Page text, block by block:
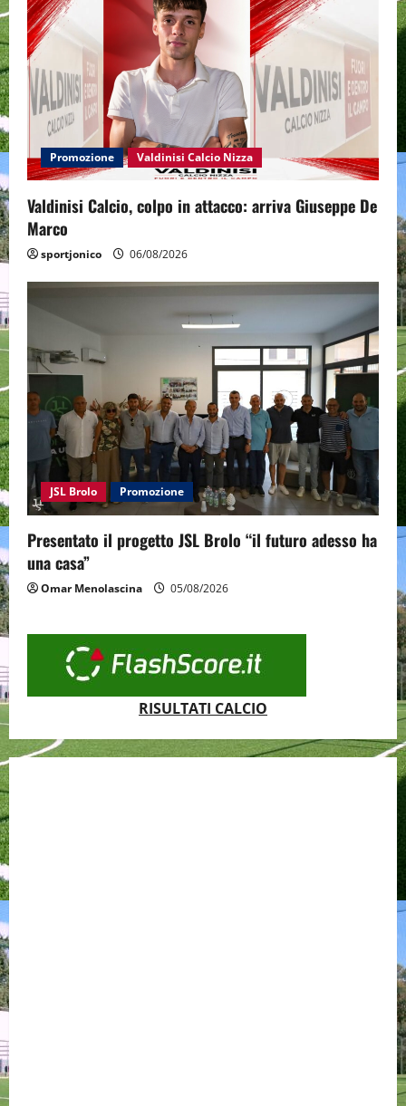
Promozione Valdinisi Calcio Nizza
Valdinisi Calcio, colpo in attacco: arriva Giuseppe De
Marco
sportjonico 06/08/2026
JSL Brolo Promozione
Presentato il progetto JSL Brolo “il futuro adesso ha
una casa”
Omar Menolascina 05/08/2026
RISULTATI CALCIO